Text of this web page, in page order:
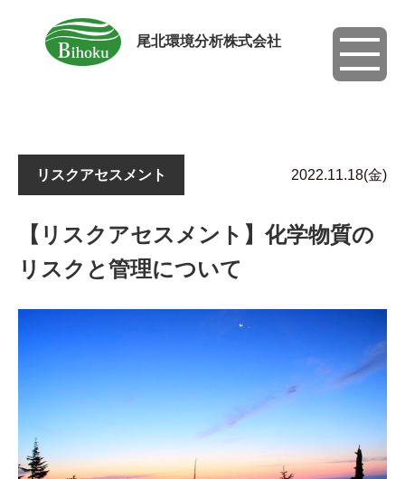
尾北環境分析株式会社
toggle
リスクアセスメント 2022.11.18(金)
【リスクアセスメント】化学物質の
リスクと管理について